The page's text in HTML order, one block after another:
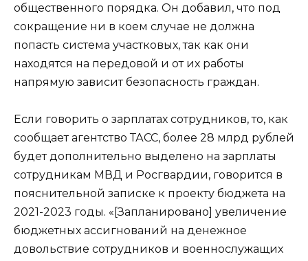
общественного порядка. Он добавил, что под
сокращение ни в коем случае не должна
попасть система участковых, так как они
находятся на передовой и от их работы
напрямую зависит безопасность граждан.
Если говорить о зарплатах сотрудников, то, как
сообщает агентство ТАСС, более 28 млрд рублей
будет дополнительно выделено на зарплаты
сотрудникам МВД и Росгвардии, говорится в
пояснительной записке к проекту бюджета на
2021-2023 годы. «[Запланировано] увеличение
бюджетных ассигнований на денежное
довольствие сотрудников и военнослужащих